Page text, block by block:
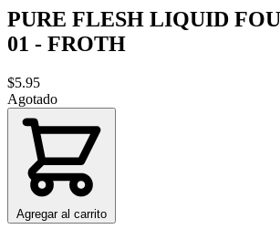
PURE FLESH LIQUID
01 - FROTH
$5.95
Agotado
Agregar al carrito